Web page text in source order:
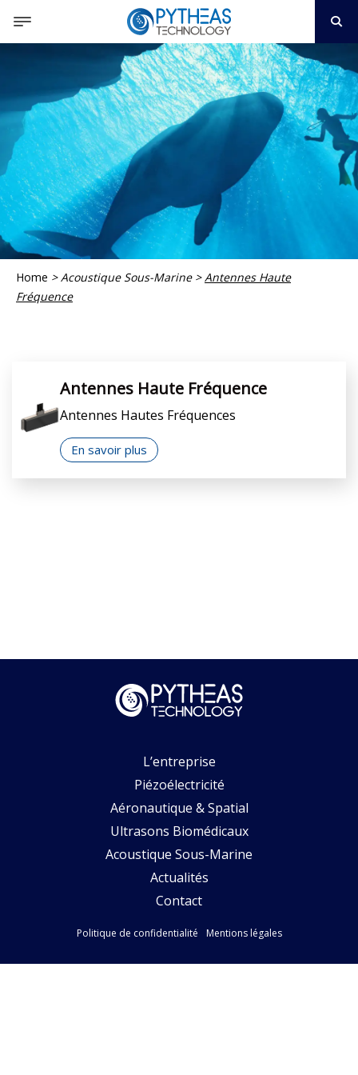
Home > Acoustique Sous-Marine > Antennes Haute
Fréquence
Antennes Haute Fréquence
Antennes Hautes Fréquences
En savoir plus
L’entreprise
Piézoélectricité
Aéronautique & Spatial
Ultrasons Biomédicaux
Acoustique Sous-Marine
Actualités
Contact
Politique de confidentialité Mentions légales